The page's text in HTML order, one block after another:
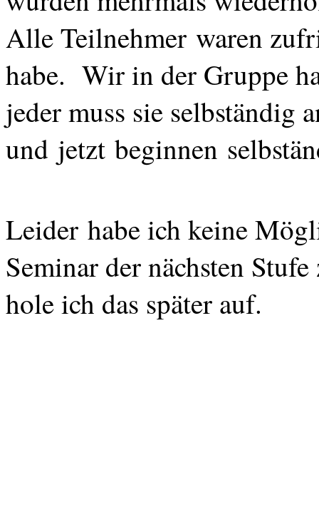
AlleTeilnehmer waren
habe. Wir in der Gruppe
jeder muss sie selbständig
und jetzt beginnen
Leider habeich keine
Seminar dernächsten Stufe
holeich das später auf.